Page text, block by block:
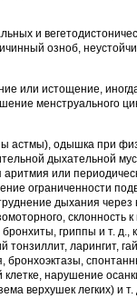
и
озноб,
или истощение,
менструаль­ного
астмы), одышка при
дыхательной
аритмия или
ограниченности
дыхания через
склонность
гриппы и т. д.,
тонзиллит, ларингит,
бронхоэктазы,
клет­ке, нарушение
верхушек легких) и т.